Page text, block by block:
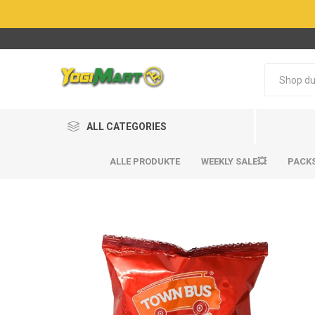
ALL CATEGORIES
ALLE PRODUKTE WEEKLY SALE💥